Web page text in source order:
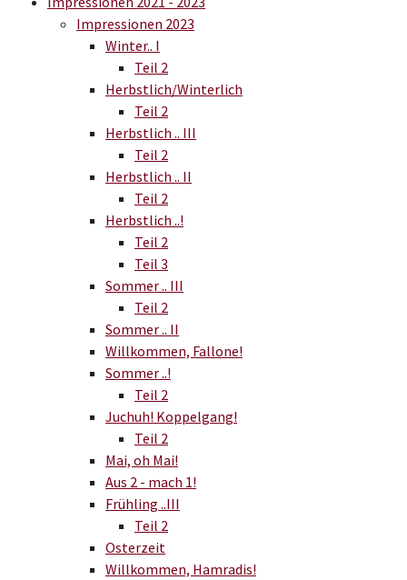
Impressionen 2023
Winter.. I
Teil 2
Herbstlich/Winterlich
Teil 2
Herbstlich .. III
Teil 2
Herbstlich .. II
Teil 2
Herbstlich ..!
Teil 2
Teil 3
Sommer .. III
Teil 2
Sommer .. II
Willkommen, Fallone!
Sommer ..!
Teil 2
Juchuh! Koppelgang!
Teil 2
Mai, oh Mai!
Aus 2 - mach 1!
Frühling ..III
Teil 2
Osterzeit
Willkommen, Hamradis!